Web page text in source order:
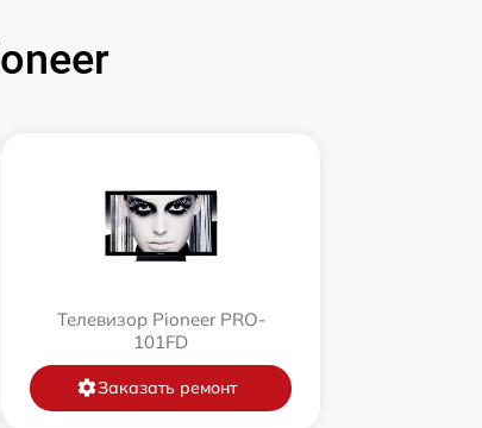
Телевизор Pioneer PRO-
101FD
Заказать ремонт